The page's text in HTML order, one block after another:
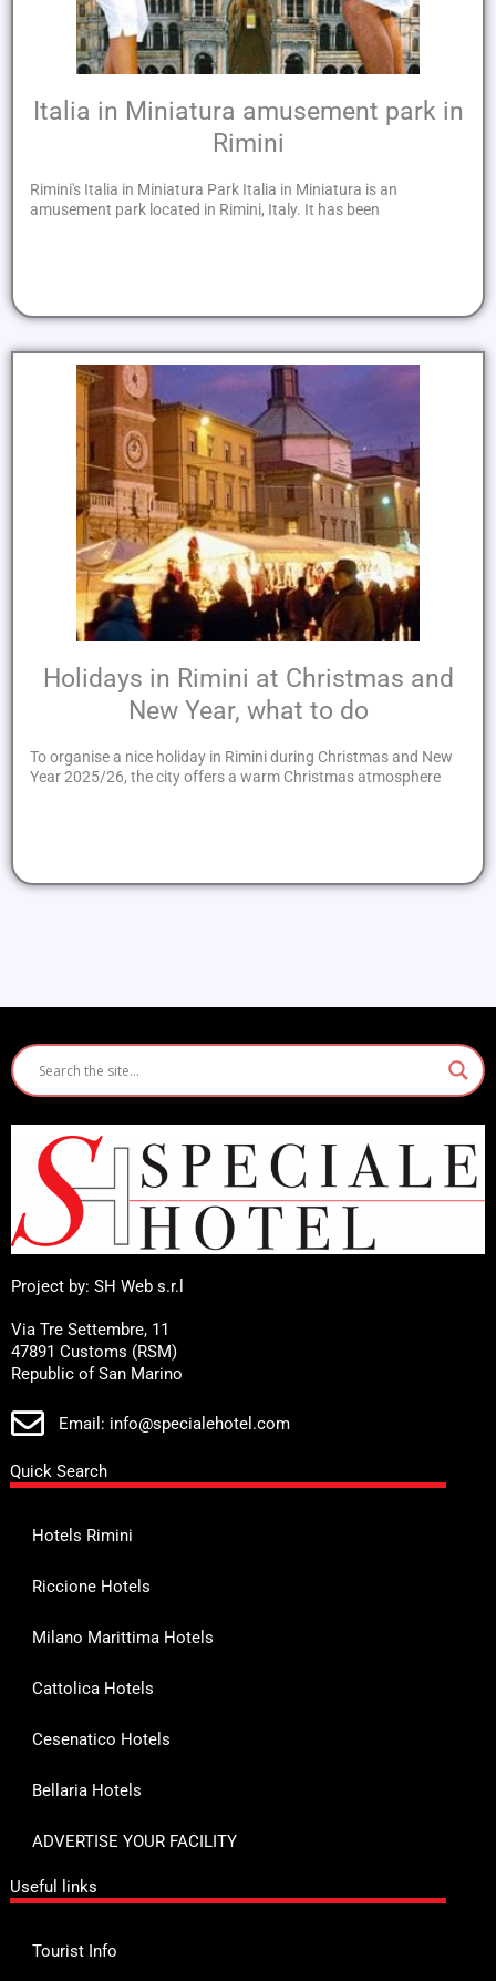
Italia in Miniatura amusement park in
Rimini
Rimini's Italia in Miniatura Park Italia in Miniatura is an
amusement park located in Rimini, Italy. It has been
Holidays in Rimini at Christmas and
New Year, what to do
To organise a nice holiday in Rimini during Christmas and New
Year 2025/26, the city offers a warm Christmas atmosphere
Project by: SH Web s.r.l
Via Tre Settembre, 11
47891 Customs (RSM)
Republic of San Marino
Email: info@specialehotel.com
Quick Search
Hotels Rimini
Riccione Hotels
Milano Marittima Hotels
Cattolica Hotels
Cesenatico Hotels
Bellaria Hotels
ADVERTISE YOUR FACILITY
Useful links
Tourist Info